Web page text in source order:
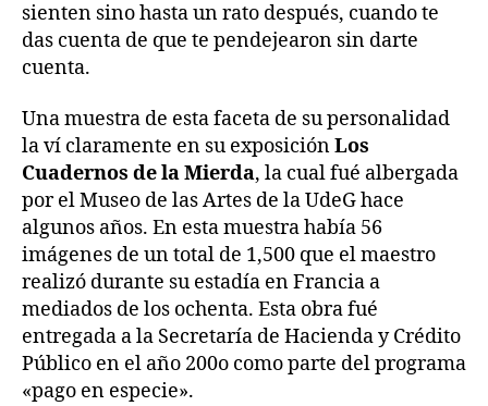
sienten sino hasta un rato después, cuando te
das cuenta de que te pendejearon sin darte
cuenta.
Una muestra de esta faceta de su personalidad
la ví claramente en su exposiciónLos
Cuadernos de la Mierda, la cual fué albergada
por el Museo de las Artes de la UdeG hace
algunos años. En esta muestra había 56
imágenes de un total de 1,500 que el maestro
realizó durante su estadía en Francia a
mediados de los ochenta. Esta obra fué
entregada a la Secretaría de Hacienda y Crédito
Público en el año 200o como parte del programa
«pago en especie».